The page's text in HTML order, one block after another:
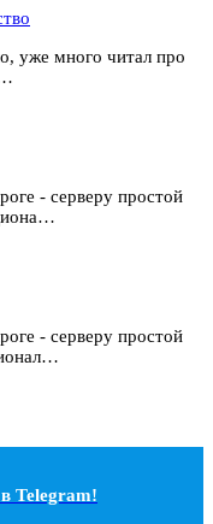
уже много читал про
- серверу простой
- серверу простой
Telegram!